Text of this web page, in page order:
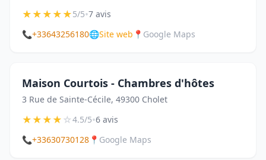
★★★★★5/5•7 avis
📞+33643256180🌐Site web 📍 Google Maps
Maison Courtois - Chambres d'hôtes
3 Rue de Sainte-Cécile, 49300 Cholet
★★★★☆4.5/5•6 avis
📞+33630730128 📍 Google Maps